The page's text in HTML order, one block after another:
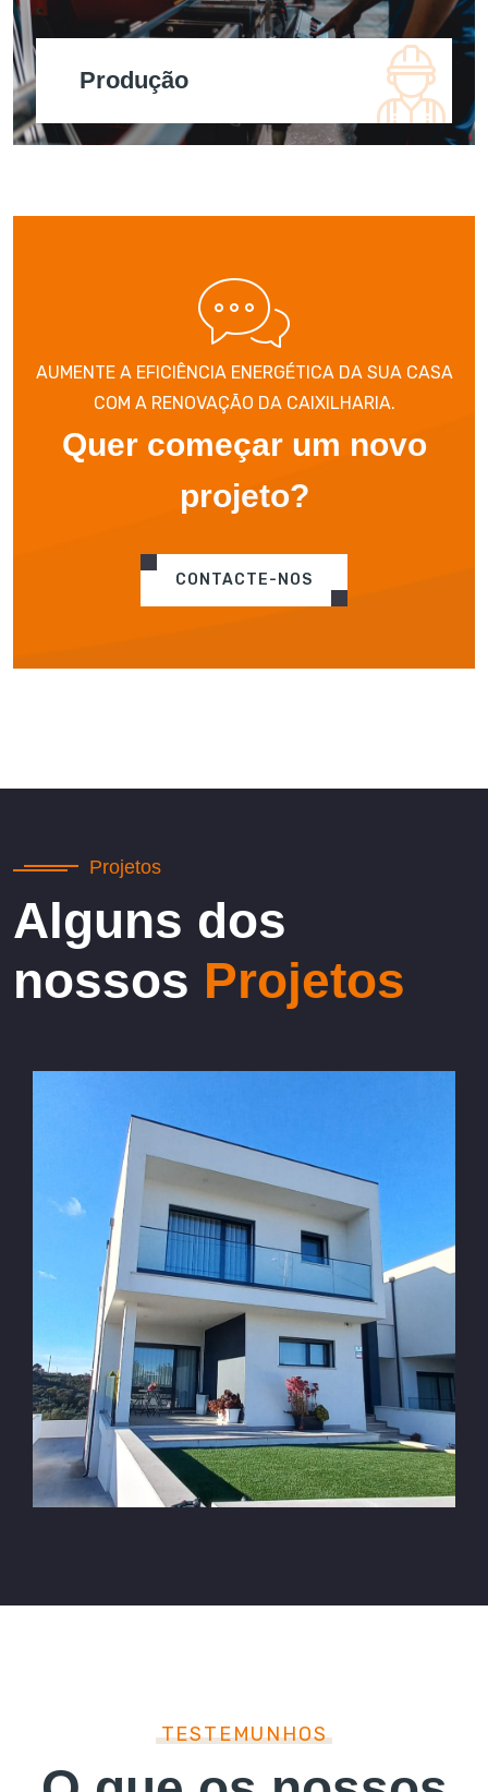
Produção
AUMENTE A EFICIÊNCIA ENERGÉTICA DA SUA CASA
COM A RENOVAÇÃO DA CAIXILHARIA.
Quer começar um novo
projeto?
CONTACTE-NOS
Projetos
Alguns dos
nossos Projetos
TESTEMUNHOS